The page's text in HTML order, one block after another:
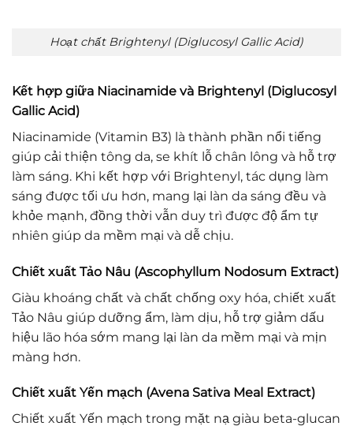
Hoạt chất Brightenyl (Diglucosyl Gallic Acid)
Kết hợp giữa Niacinamide và Brightenyl (Diglucosyl
Gallic Acid)
Niacinamide (Vitamin B3) là thành phần nổi tiếng
giúp cải thiện tông da, se khít lỗ chân lông và hỗ trợ
làm sáng. Khi kết hợp với Brightenyl, tác dụng làm
sáng được tối ưu hơn, mang lại làn da sáng đều và
khỏe mạnh, đồng thời vẫn duy trì được độ ẩm tự
nhiên giúp da mềm mại và dễ chịu.
Chiết xuất Tảo Nâu (Ascophyllum Nodosum Extract)
Giàu khoáng chất và chất chống oxy hóa, chiết xuất
Tảo Nâu giúp dưỡng ẩm, làm dịu, hỗ trợ giảm dấu
hiệu lão hóa sớm mang lại làn da mềm mại và mịn
màng hơn.
Chiết xuất Yến mạch (Avena Sativa Meal Extract)
Chiết xuất Yến mạch trong mặt nạ giàu beta-glucan